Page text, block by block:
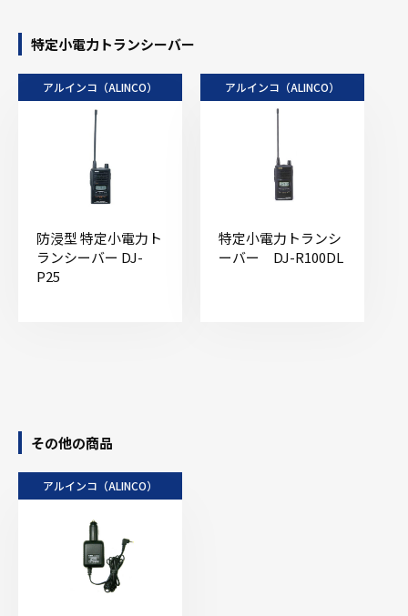
特定小電力トランシーバー
アルインコ（ALINCO）
防浸型 特定小電力ト
ランシーバー DJ-
P25
アルインコ（ALINCO）
特定小電力トランシ
ーバー DJ-R100DL
その他の商品
アルインコ（ALINCO）